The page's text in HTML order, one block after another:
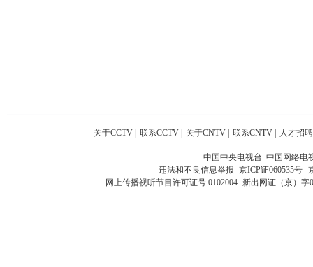
关于CCTV 联系CCTV 关于CNTV 联系CNTV 人才招聘
中国中央电视台 中国网络电
违法和不良信息举报 京ICP证060535号
网上传播视听节目许可证号 0102004 新出网证（京）